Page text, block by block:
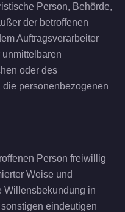
Person, Behörde,
der betroffenen
Auftragsverarbeiter
oder des
personenbezogenen
Person freiwillig
Weise und
Willensbekundung in
eindeutigen